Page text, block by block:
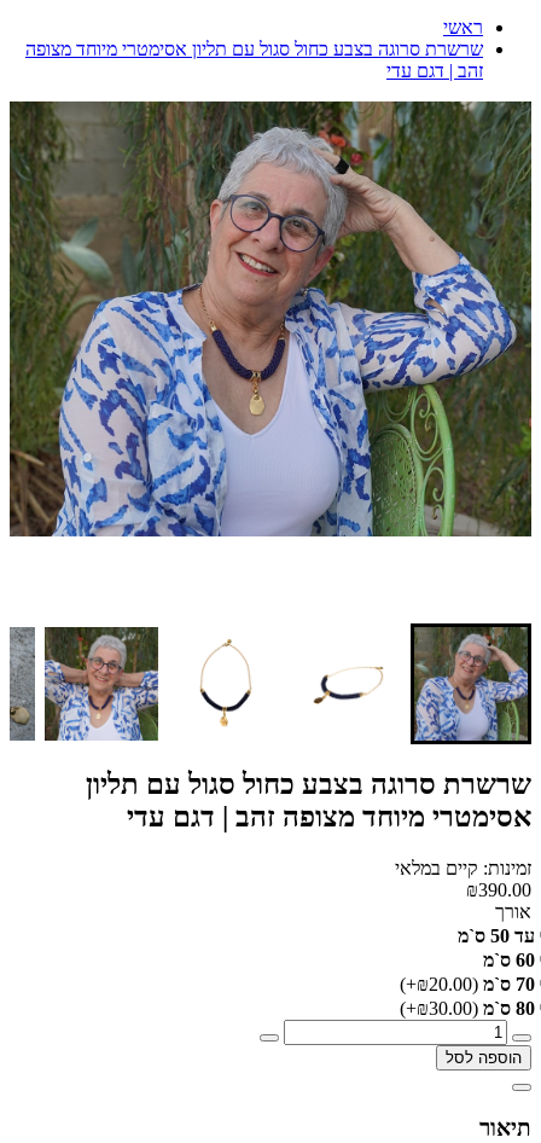
ראשי
שרשרת סרוגה בצבע כחול סגול עם תליון אסימטרי מיוחד מצופה
זהב | דגם עדי
שרשרת סרוגה בצבע כחול סגול עם תליון
אסימטרי מיוחד מצופה זהב | דגם עדי
זמינות: קיים במלאי
₪390.00
אורך
עד 50 ס`מ
60 ס`מ
70 ס`מ
(₪20.00+)
80 ס`מ
(₪30.00+)
הוספה לסל
תיאור